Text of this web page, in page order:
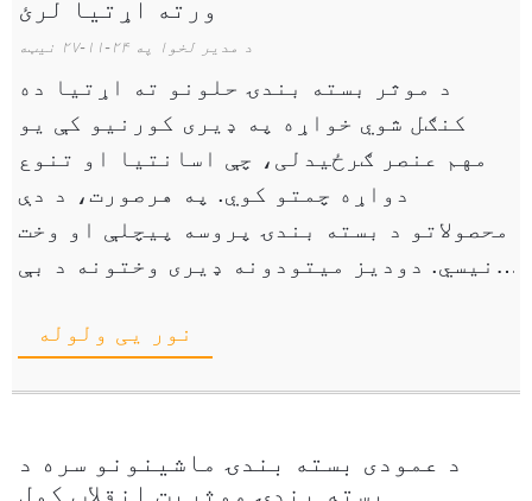
ورته اړتیا لرئ
د مدیر لخوا په ۲۴-۱۱-۲۷ نیټه
د موثر بسته بندۍ حلونو ته اړتیا ده
کنګل شوي خواړه په ډیری کورنیو کې یو
مهم عنصر ګرځیدلی، چې اسانتیا او تنوع
دواړه چمتو کوي. په هرصورت، د دې
محصولاتو د بسته بندۍ پروسه پیچلې او وخت
نیسي. دودیز میتودونه ډیری وختونه د بې
نور یی ولوله
د عمودی بسته بندۍ ماشینونو سره د
بسته بندۍ موثریت انقلاب کول